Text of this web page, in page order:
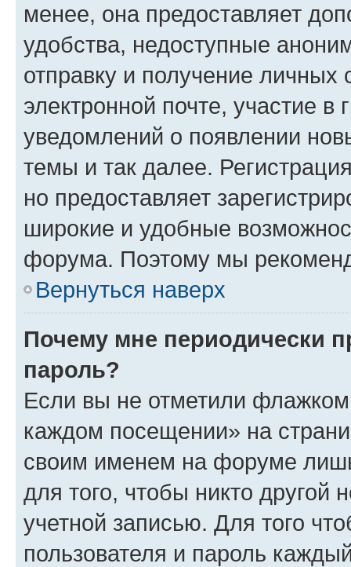
менее, она предоставляет
удобства, недоступные
отправку и получение
электронной почте, участие в
уведомлений о появлении
темы и так далее.
но предоставляет
широкие и удобные
форума. Поэтому мы
Вернуться наверх
Почему мне периодически
пароль?
Если вы не отметили флажком
каждом посещении» на
своим именем на форуме
для того, чтобы никто другой
учетной записью. Для того
пользователя и пароль